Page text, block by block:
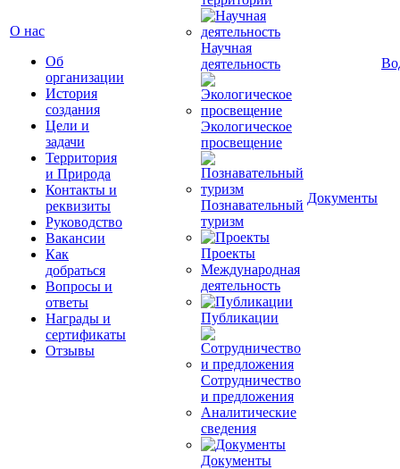
О нас
Об
организации
История
создания
Цели и
задачи
Территория
и Природа
Контакты и
реквизиты
Руководство
Вакансии
Как
добраться
Вопросы и
ответы
Награды и
сертификаты
Отзывы
Научная
деятельность
Экологическое
просвещение
Познавательный
туризм
Проекты
Международная
деятельность
Публикации
Сотрудничество
и предложения
Аналитические
сведения
Документы
Документы